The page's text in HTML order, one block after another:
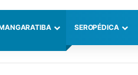
SEROPÉDICA